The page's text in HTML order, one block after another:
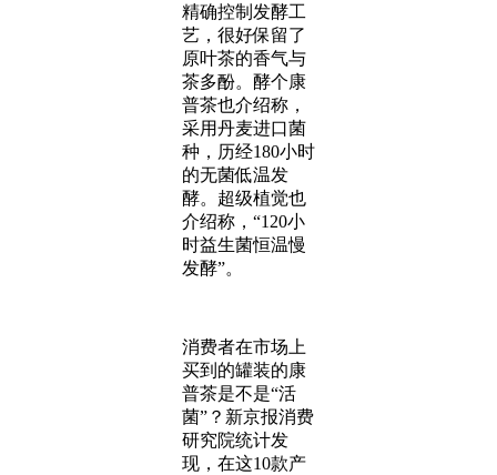
精确控制发酵工
艺，很好保留了
原叶茶的香气与
茶多酚。酵个康
普茶也介绍称，
采用丹麦进口菌
种，历经180小时
的无菌低温发
酵。超级植觉也
介绍称，“120小
时益生菌恒温慢
发酵”。
消费者在市场上
买到的罐装的康
普茶是不是“活
菌”？新京报消费
研究院统计发
现，在这10款产